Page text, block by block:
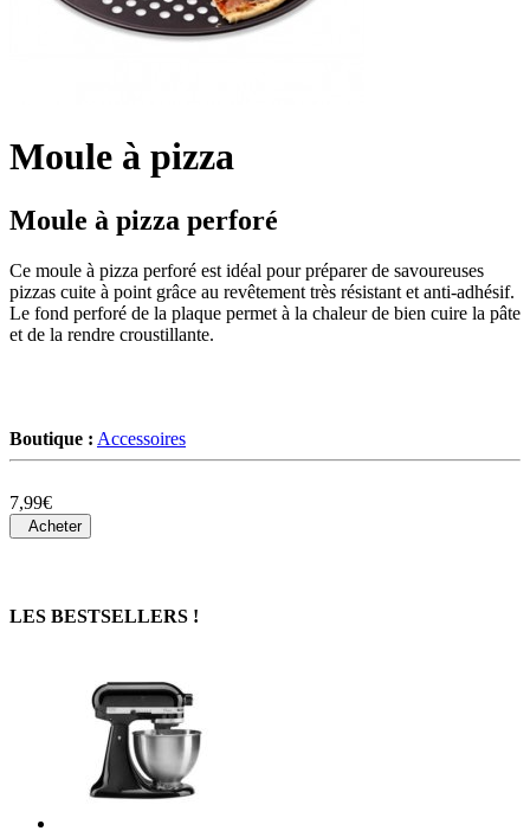
Moule à pizza
Moule à pizza perforé
Ce moule à pizza perforé est idéal pour préparer de savoureuses
pizzas cuite à point grâce au revêtement très résistant et anti-adhésif.
Le fond perforé de la plaque permet à la chaleur de bien cuire la pâte
et de la rendre croustillante.
Boutique : Accessoires
7,99€
Acheter
LES BESTSELLERS !